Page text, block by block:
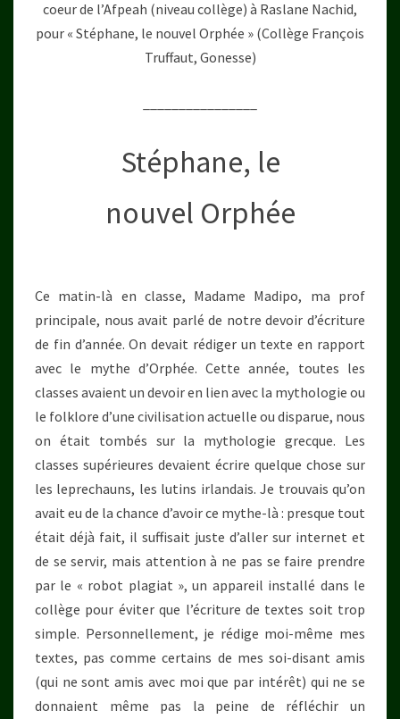
coeur de l’Afpeah (niveau collège) à Raslane Nachid,
pour « Stéphane, le nouvel Orphée » (Collège François
Truffaut, Gonesse)
Stéphane, le
nouvel Orphée
Ce matin-là en classe, Madame Madipo, ma prof
principale, nous avait parlé de notre devoir d’écriture
de fin d’année. On devait rédiger un texte en rapport
avec le mythe d’Orphée. Cette année, toutes les
classes avaient un devoir en lien avec la mythologie ou
le folklore d’une civilisation actuelle ou disparue, nous
on était tombés sur la mythologie grecque. Les
classes supérieures devaient écrire quelque chose sur
les leprechauns, les lutins irlandais. Je trouvais qu’on
avait eu de la chance d’avoir ce mythe-là : presque tout
était déjà fait, il suffisait juste d’aller sur internet et
de se servir, mais attention à ne pas se faire prendre
par le « robot plagiat », un appareil installé dans le
collège pour éviter que l’écriture de textes soit trop
simple. Personnellement, je rédige moi-même mes
textes, pas comme certains de mes soi-disant amis
(qui ne sont amis avec moi que par intérêt) qui ne se
donnaient même pas la peine de réfléchir un